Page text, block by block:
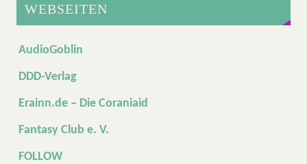
WEBSEITEN
AudioGoblin
DDD-Verlag
Erainn.de – Die Coraniaid
Fantasy Club e. V.
FOLLOW